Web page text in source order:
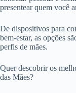
presentear quem você
De dispositivos para
bem-estar, as opções
perfis de mães.
Quer descobrir os
das Mães?